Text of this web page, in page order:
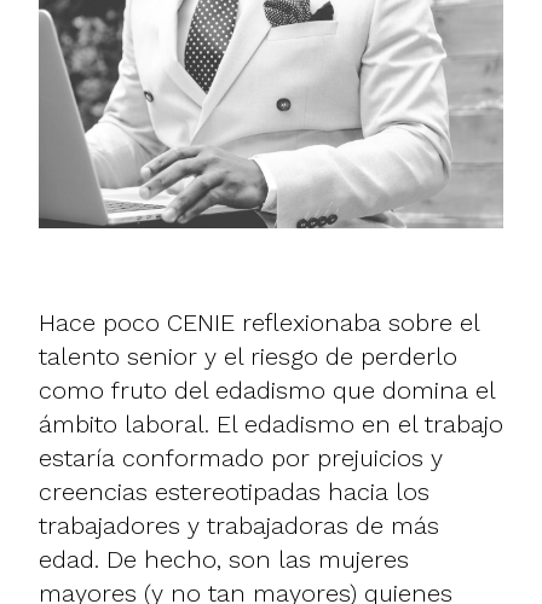
Hace poco CENIE reflexionaba sobre el
talento senior y el riesgo de perderlo
como fruto del edadismo que domina el
ámbito laboral. El edadismo en el trabajo
estaría conformado por prejuicios y
creencias estereotipadas hacia los
trabajadores y trabajadoras de más
edad. De hecho, son las mujeres
mayores (y no tan mayores) quienes